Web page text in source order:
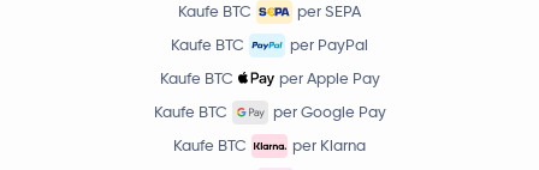
Kaufe BTC
per SEPA
Kaufe BTC
per PayPal
Kaufe BTC
per Apple Pay
Kaufe BTC
per Google Pay
Kaufe BTC
per Klarna